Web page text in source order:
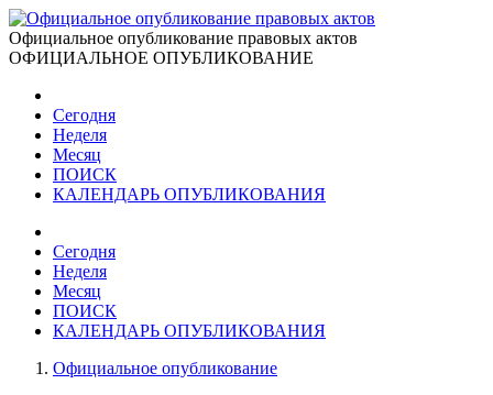
Официальное опубликование правовых актов
ОФИЦИАЛЬНОЕ ОПУБЛИКОВАНИЕ
Сегодня
Неделя
Месяц
ПОИСК
КАЛЕНДАРЬ ОПУБЛИКОВАНИЯ
Сегодня
Неделя
Месяц
ПОИСК
КАЛЕНДАРЬ ОПУБЛИКОВАНИЯ
Официальное опубликование